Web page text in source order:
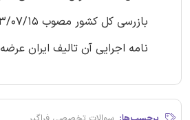
نامه اجرایی آن تالیف ایران عرضه 1403